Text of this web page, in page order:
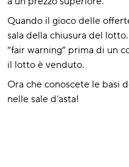
Quando il gioco delle
sala della chiusura del
“fair warning” prima di un
il lotto è venduto.
Ora che conoscete le basi
nelle sale d’asta!